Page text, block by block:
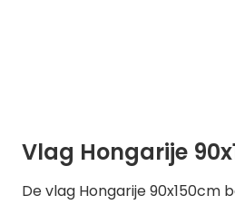
Vlag Hongarije
De vlag Hongarije 90x150cm